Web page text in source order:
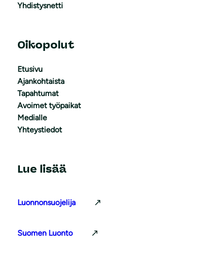
Yhdistysnetti
Oikopolut
Etusivu
Ajankohtaista
Tapahtumat
Avoimet työpaikat
Medialle
Yhteystiedot
Lue lisää
Luonnonsuojelija
Suomen Luonto